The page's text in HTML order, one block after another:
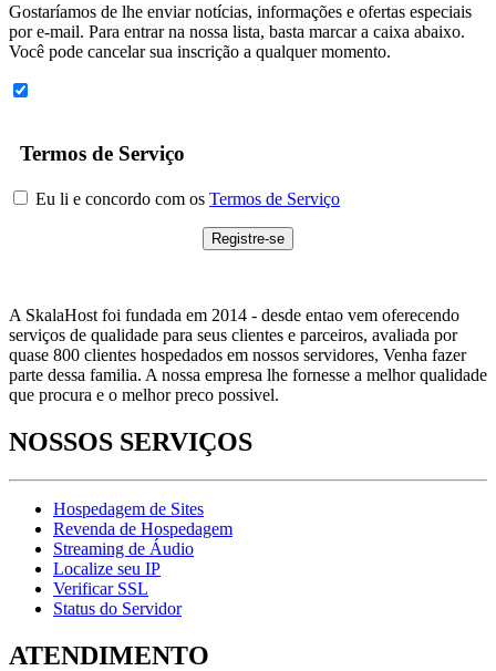
Gostaríamos de lhe enviar notícias, informações e ofertas especiais
por e-mail. Para entrar na nossa lista, basta marcar a caixa abaixo.
Você pode cancelar sua inscrição a qualquer momento.
Termos de Serviço
Eu li e concordo com os Termos de Serviço
A SkalaHost foi fundada em 2014 - desde entao vem oferecendo
serviços de qualidade para seus clientes e parceiros, avaliada por
quase 800 clientes hospedados em nossos servidores, Venha fazer
parte dessa familia. A nossa empresa lhe fornesse a melhor qualidade
que procura e o melhor preco possivel.
NOSSOS SERVIÇOS
Hospedagem de Sites
Revenda de Hospedagem
Streaming de Áudio
Localize seu IP
Verificar SSL
Status do Servidor
ATENDIMENTO